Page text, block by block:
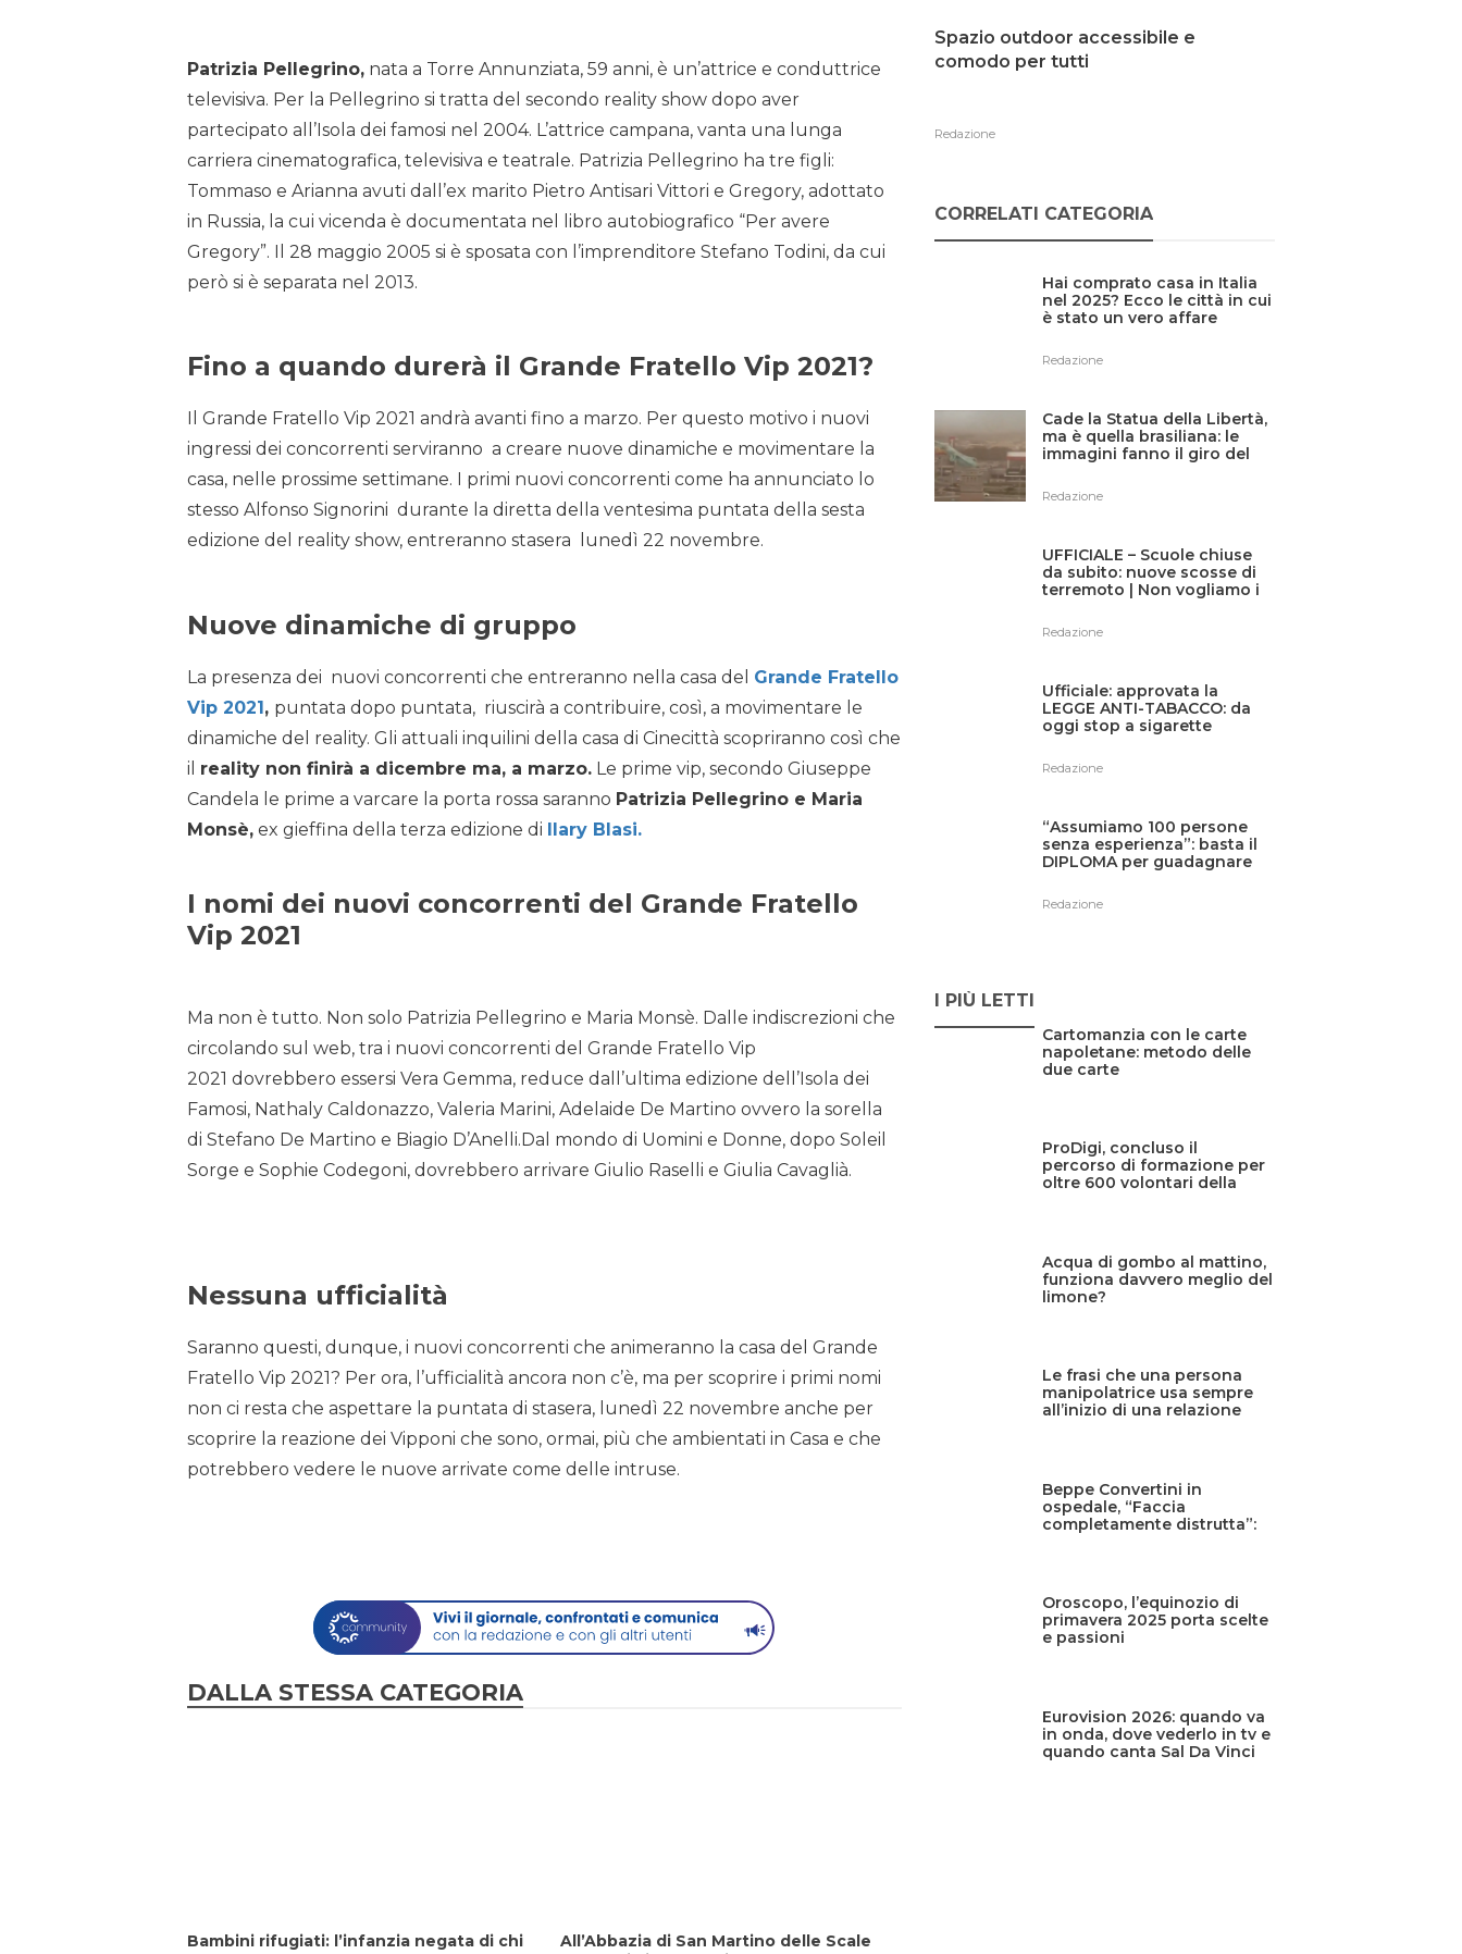
Patrizia Pellegrino, nata a Torre Annunziata, 59 anni, è un’attrice e conduttrice
televisiva. Per la Pellegrino si tratta del secondo reality show dopo aver
partecipato all’Isola dei famosi nel 2004. L’attrice campana, vanta una lunga
carriera cinematografica, televisiva e teatrale. Patrizia Pellegrino ha tre figli:
Tommaso e Arianna avuti dall’ex marito Pietro Antisari Vittori e Gregory, adottato
in Russia, la cui vicenda è documentata nel libro autobiografico “Per avere
Gregory”. Il 28 maggio 2005 si è sposata con l’imprenditore Stefano Todini, da cui
però si è separata nel 2013.
Fino a quando durerà il Grande Fratello Vip 2021?
Il Grande Fratello Vip 2021 andrà avanti fino a marzo. Per questo motivo i nuovi
ingressi dei concorrenti serviranno a creare nuove dinamiche e movimentare la
casa, nelle prossime settimane. I primi nuovi concorrenti come ha annunciato lo
stesso Alfonso Signorini durante la diretta della ventesima puntata della sesta
edizione del reality show, entreranno stasera lunedì 22 novembre.
Nuove dinamiche di gruppo
La presenza dei nuovi concorrenti che entreranno nella casa del Grande Fratello
Vip 2021, puntata dopo puntata, riuscirà a contribuire, così, a movimentare le
dinamiche del reality. Gli attuali inquilini della casa di Cinecittà scopriranno così che
il reality non finirà a dicembre ma, a marzo. Le prime vip, secondo Giuseppe
Candela le prime a varcare la porta rossa saranno Patrizia Pellegrino e Maria
Monsè, ex gieffina della terza edizione di Ilary Blasi.
I nomi dei nuovi concorrenti del Grande Fratello
Vip 2021
Ma non è tutto. Non solo Patrizia Pellegrino e Maria Monsè. Dalle indiscrezioni che
circolando sul web, tra i nuovi concorrenti del Grande Fratello Vip
2021 dovrebbero essersi Vera Gemma, reduce dall’ultima edizione dell’Isola dei
Famosi, Nathaly Caldonazzo, Valeria Marini, Adelaide De Martino ovvero la sorella
di Stefano De Martino e Biagio D’Anelli.Dal mondo di Uomini e Donne, dopo Soleil
Sorge e Sophie Codegoni, dovrebbero arrivare Giulio Raselli e Giulia Cavaglià.
Nessuna ufficialità
Saranno questi, dunque, i nuovi concorrenti che animeranno la casa del Grande
Fratello Vip 2021? Per ora, l’ufficialità ancora non c’è, ma per scoprire i primi nomi
non ci resta che aspettare la puntata di stasera, lunedì 22 novembre anche per
scoprire la reazione dei Vipponi che sono, ormai, più che ambientati in Casa e che
potrebbero vedere le nuove arrivate come delle intruse.
DALLA STESSA CATEGORIA
Bambini rifugiati: l’infanzia negata di chi
All’Abbazia di San Martino delle Scale
Spazio outdoor accessibile e
comodo per tutti
Redazione
CORRELATI CATEGORIA
Hai comprato casa in Italia
nel 2025? Ecco le città in cui
è stato un vero affare
Redazione
Cade la Statua della Libertà,
ma è quella brasiliana: le
immagini fanno il giro del
Redazione
UFFICIALE – Scuole chiuse
da subito: nuove scosse di
terremoto | Non vogliamo i
Redazione
Ufficiale: approvata la
LEGGE ANTI-TABACCO: da
oggi stop a sigarette
terrazza e all’aperto: il
divieto è totale
Redazione
“Assumiamo 100 persone
senza esperienza”: basta il
DIPLOMA per guadagnare
ricerca aperta in tutta Italia
Redazione
I PIÙ LETTI
Cartomanzia con le carte
napoletane: metodo delle
due carte
ProDigi, concluso il
percorso di formazione per
oltre 600 volontari della
Acqua di gombo al mattino,
funziona davvero meglio del
limone?
Le frasi che una persona
manipolatrice usa sempre
all’inizio di una relazione
Beppe Convertini in
ospedale, “Faccia
completamente distrutta”:
Oroscopo, l’equinozio di
primavera 2025 porta scelte
e passioni
Eurovision 2026: quando va
in onda, dove vederlo in tv e
quando canta Sal Da Vinci